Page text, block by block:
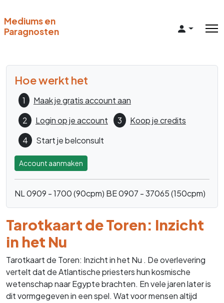
Mediums en
Paragnosten
Hoe werkt het
1
Maak je gratis account aan
2
Login op je account 3
Koop je credits
4
Start je belconsult
Account aanmaken
NL 0909 - 1700 (90cpm) BE 0907 - 37065 (150cpm)
Tarotkaart de Toren: Inzicht
in het Nu
Tarotkaart de Toren: Inzicht in het Nu . De overlevering
vertelt dat de Atlantische priesters hun kosmische
wetenschap naar Egypte brachten. En vele jaren later is
dit vormgegeven in een spel. Wat voor mensen altijd